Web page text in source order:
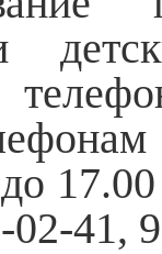
02-41,